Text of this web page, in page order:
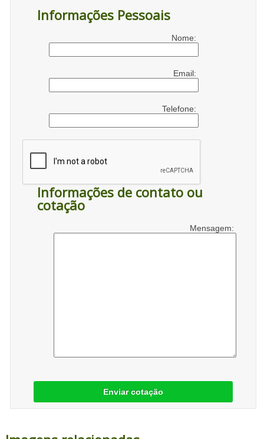
Informações Pessoais
Nome:
Email:
Telefone:
Informações de contato ou
cotação
Mensagem:
Enviar cotação